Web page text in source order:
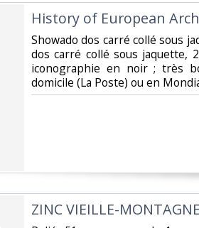
‎History of European
‎Showado dos carré collé sous
dos carré collé sous jaquette,
iconographie en noir ; très
domicile (La Poste) ou en
‎ZINC VIEILLE-